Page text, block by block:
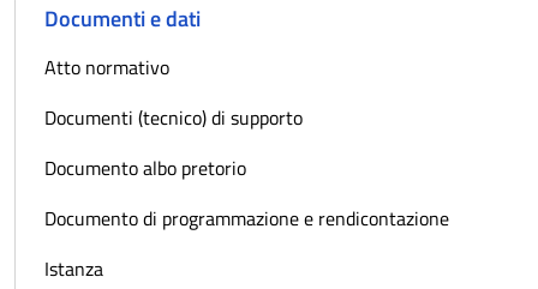
Documenti e dati
Atto normativo
Documenti (tecnico) di supporto
Documento albo pretorio
Documento di programmazione e rendicontazione
Istanza